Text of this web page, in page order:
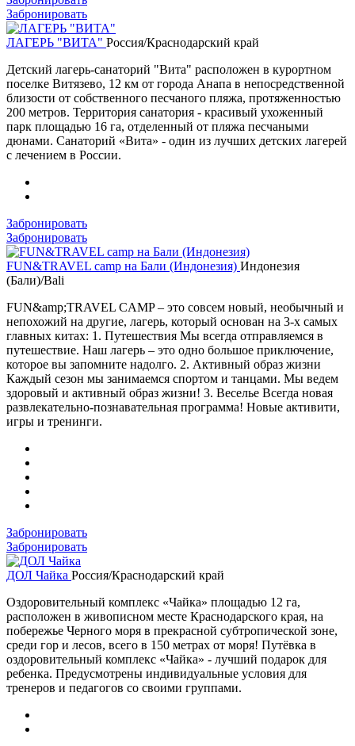
Забронировать
ЛАГЕРЬ "ВИТА" Россия/Краснодарский край
Детский лагерь-санаторий "Вита" расположен в курортном
поселке Витязево, 12 км от города Анапа в непосредственной
близости от собственного песчаного пляжа, протяженностью
200 метров. Территория санатория - красивый ухоженный
парк площадью 16 га, отделенный от пляжа песчаными
дюнами. Cанаторий «Вита» - один из лучших детских лагерей
с лечением в России.
Забронировать
Забронировать
FUN&TRAVEL camp на Бали (Индонезия) Индонезия
(Бали)/Bali
FUN&amp;TRAVEL CAMP – это совсем новый, необычный и
непохожий на другие, лагерь, который основан на 3-х самых
главных китах: 1. Путешествия Мы всегда отправляемся в
путешествие. Наш лагерь – это одно большое приключение,
которое вы запомните надолго. 2. Активный образ жизни
Каждый сезон мы занимаемся спортом и танцами. Мы ведем
здоровый и активный образ жизни! 3. Веселье Всегда новая
развлекательно-познавательная программа! Новые активити,
игры и тренинги.
Забронировать
Забронировать
ДОЛ Чайка Россия/Краснодарский край
Оздоровительный комплекс «Чайка» площадью 12 га,
расположен в живописном месте Краснодарского края, на
побережье Черного моря в прекрасной субтропической зоне,
среди гор и лесов, всего в 150 метрах от моря! Путёвка в
оздоровительный комплекс «Чайка» - лучший подарок для
ребенка. Предусмотрены индивидуальные условия для
тренеров и педагогов со своими группами.